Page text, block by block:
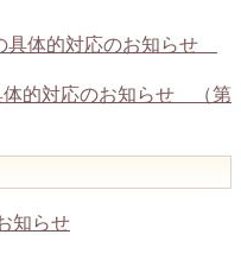
具体的対応のお知らせ
体的対応のお知らせ （第
知らせ